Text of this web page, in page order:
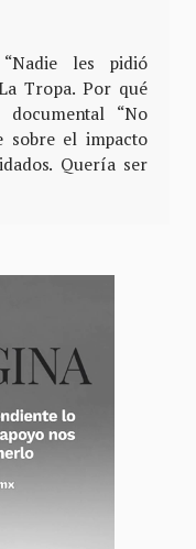
les pidió
Tropa. Por qué
“No
sobre el impacto
Quería ser